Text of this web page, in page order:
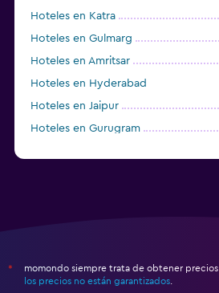
Hoteles en Katra
Hoteles en Gulmarg
Hoteles en Amritsar
Hoteles en Hyderabad
Hoteles en Jaipur
Hoteles en Gurugram
*
momondo siempre trata de obtener precios
los precios no están garantizados